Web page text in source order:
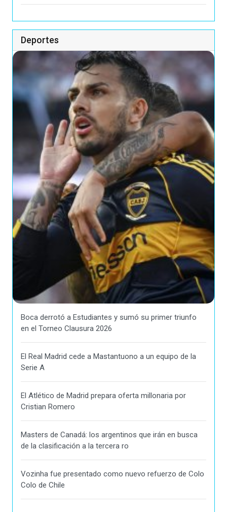
Deportes
Boca derrotó a Estudiantes y sumó su primer triunfo
en el Torneo Clausura 2026
El Real Madrid cede a Mastantuono a un equipo de la
Serie A
El Atlético de Madrid prepara oferta millonaria por
Cristian Romero
Masters de Canadá: los argentinos que irán en busca
de la clasificación a la tercera ro
Vozinha fue presentado como nuevo refuerzo de Colo
Colo de Chile